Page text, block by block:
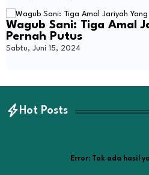
Wagub Sani: Tiga Amal
Pernah Putus
Sabtu, Juni 15, 2024
Hot Posts
Error:Tak ada hasil